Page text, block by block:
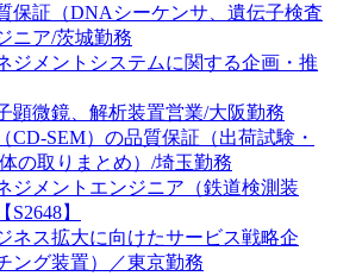
保証（DNAシーケンサ、遺伝子検査
ニア/茨城勤務
ジメントシステムに関する企画・推
顕微鏡、解析装置営業/大阪勤務
CD-SEM）の品質保証（出荷試験・
の取りまとめ）/埼玉勤務
ジメントエンジニア（鉄道検測装
】
ネス拡大に向けたサービス戦略企
ング装置）／東京勤務